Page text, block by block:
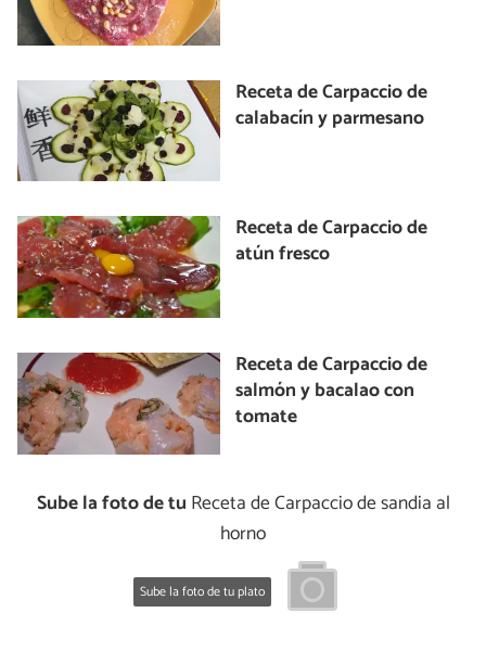
Receta de Carpaccio de
calabacín y parmesano
Receta de Carpaccio de
atún fresco
Receta de Carpaccio de
salmón y bacalao con
tomate
Sube la foto de tu Receta de Carpaccio de sandia al
horno
Sube la foto de tu plato